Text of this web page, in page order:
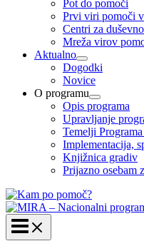
Pot do pomoči
Prvi viri pomoči
Centri za
Mreža virov
Aktualno
Dogodki
Novice
O programu
Opis programa
Upravljanje
Temelji
Implementacija,
Knjižnica gradiv
Prijazno osebam